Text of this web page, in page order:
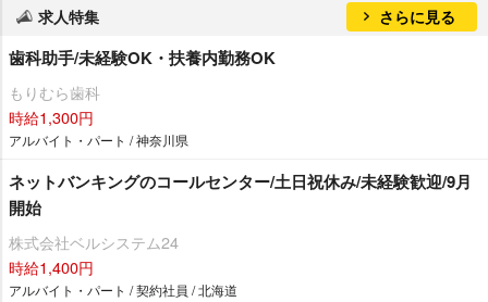
求人特集 さらに見る
歯科助手/未経験OK・扶養内勤務OK
もりむら歯科
時給1,300円
アルバイト・パート / 神奈川県
ネットバンキングのコールセンター/土日祝休み/未経験歓迎/9月
開始
株式会社ベルシステム24
時給1,400円
アルバイト・パート / 契約社員 / 北海道